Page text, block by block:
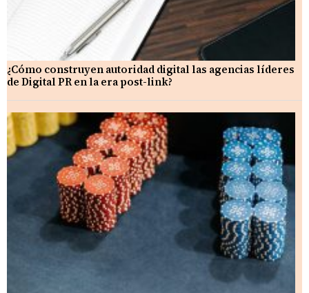
¿Cómo construyen autoridad digital las agencias líderes
de Digital PR en la era post-link?